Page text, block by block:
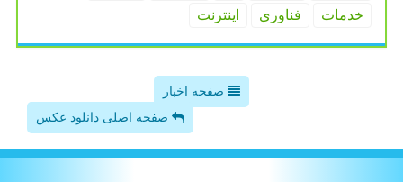
خدمات
فناوری اینترنت
صفحه اخبار
صفحه اصلی دانلود عکس